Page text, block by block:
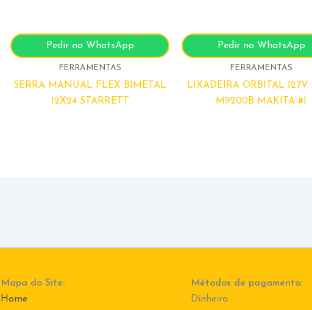
Pedir no WhatsApp
FERRAMENTAS
SERRA MANUAL FLEX BIMETAL
12X24 STARRETT
Pedir no WhatsApp
FERRAMENTAS
LIXADEIRA ORBITAL 127V
M9200B MAKITA #I
Mapa do Site:
Home
Métodos de pagamento:
Dinheiro.